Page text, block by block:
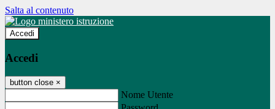
Salta al contenuto
Accedi
Accedi
button close ×
Nome Utente